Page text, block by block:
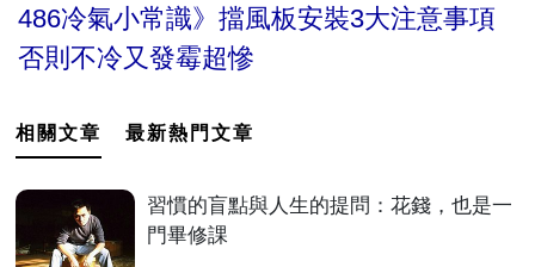
486冷氣小常識》擋風板安裝3大注意事項
否則不冷又發霉超慘
相關文章 最新熱門文章
習慣的盲點與人生的提問：花錢，也是一
門畢修課